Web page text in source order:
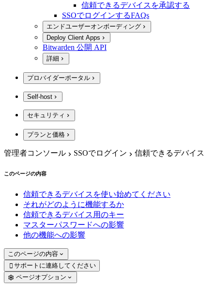
信頼できるデバイスを承認する
SSOでログインするFAQs
エンドユーザーオンボーディング
Deploy Client Apps
Bitwarden 公開 API
詳細
プロバイダーポータル
Self-host
セキュリティ
プランと価格
管理者コンソール SSOでログイン 信頼できるデバイス
このページの内容
信頼できるデバイスを使い始めてください
それがどのように機能するか
信頼できるデバイス用のキー
マスターパスワードへの影響
他の機能への影響
このページの内容
 サポートに連絡してください
ページオプション